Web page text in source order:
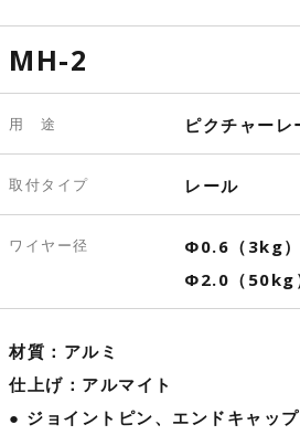
MH-2
用 途 ピクチャーレ
取付タイプ レール
ワイヤー径
Φ0.6（3kg
Φ2.0（50kg
材質：アルミ
仕上げ：アルマイト
● ジョイントピン、エンドキャップ